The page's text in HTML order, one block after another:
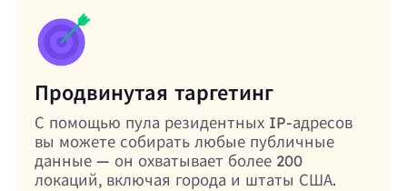
Продвинутая таргетинг
С помощью пула резидентных IP-адресов
вы можете собирать любые публичные
данные — он охватывает более 200
локаций, включая города и штаты США.